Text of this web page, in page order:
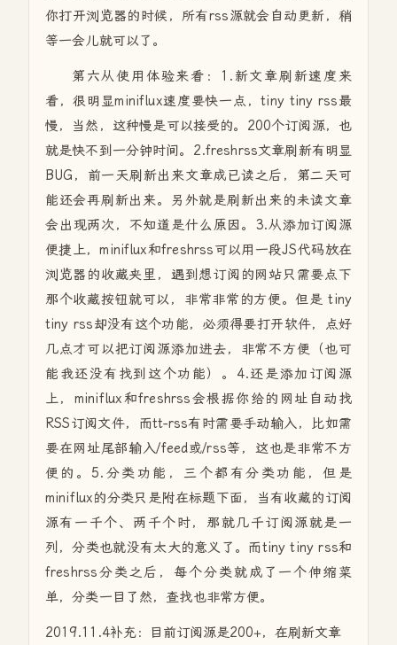
你打开浏览器的时候，所有rss源就会自动更新，稍
等一会儿就可以了。
第六从使用体验来看：1.新文章刷新速度来
看，很明显miniflux速度要快一点，tiny tiny rss最
慢，当然，这种慢是可以接受的。200个订阅源，也
就是快不到一分钟时间。2.freshrss文章刷新有明显
BUG，前一天刷新出来文章成已读之后，第二天可
能还会再刷新出来。另外就是刷新出来的未读文章
会出现两次，不知道是什么原因。3.从添加订阅源
便捷上，miniflux和freshrss可以用一段JS代码放在
浏览器的收藏夹里，遇到想订阅的网站只需要点下
那个收藏按钮就可以，非常非常的方便。但是 tiny
tiny rss却没有这个功能，必须得要打开软件，点好
几点才可以把订阅源添加进去，非常不方便（也可
能我还没有找到这个功能）。4.还是添加订阅源
上，miniflux和freshrss会根据你给的网址自动找
RSS订阅文件，而tt-rss有时需要手动输入，比如需
要在网址尾部输入/feed或/rss等，这也是非常不方
便的。5.分类功能，三个都有分类功能，但是
miniflux的分类只是附在标题下面，当有收藏的订阅
源有一千个、两千个时，那就几千订阅源就是一
列，分类也就没有太大的意义了。而tiny tiny rss和
freshrss分类之后，每个分类就成了一个伸缩菜
单，分类一目了然，查找也非常方便。
2019.11.4补充：目前订阅源是200+，在刷新文章